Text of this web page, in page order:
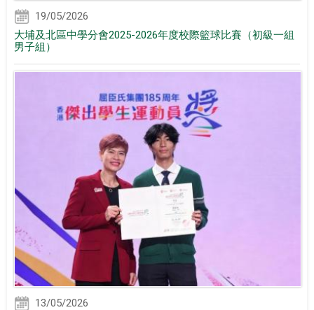
19/05/2026
大埔及北區中學分會2025-2026年度校際籃球比賽（初級一組
男子組）
13/05/2026